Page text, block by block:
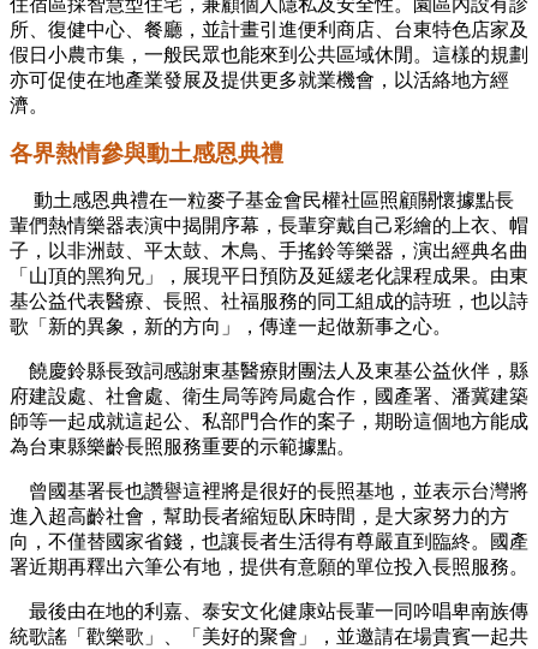
所、復健中心、餐廳，並計畫引進便利商店、台東特色店家及
假日小農市集，一般民眾也能來到公共區域休閒。這樣的規劃
亦可促使在地產業發展及提供更多就業機會，以活絡地方經
濟。
各界熱情參與動土感恩典禮
動土感恩典禮在一粒麥子基金會民權社區照顧關懷據點長
輩們熱情樂器表演中揭開序幕，長輩穿戴自己彩繪的上衣、帽
子，以非洲鼓、平太鼓、木鳥、手搖鈴等樂器，演出經典名曲
「山頂的黑狗兄」，展現平日預防及延緩老化課程成果。由東
基公益代表醫療、長照、社福服務的同工組成的詩班，也以詩
歌「新的異象，新的方向」，傳達一起做新事之心。
饒慶鈴縣長致詞感謝東基醫療財團法人及東基公益伙伴，縣
府建設處、社會處、衛生局等跨局處合作，國產署、潘冀建築
師等一起成就這起公、私部門合作的案子，期盼這個地方能成
為台東縣樂齡長照服務重要的示範據點。
曾國基署長也讚譽這裡將是很好的長照基地，並表示台灣將
進入超高齡社會，幫助長者縮短臥床時間，是大家努力的方
向，不僅替國家省錢，也讓長者生活得有尊嚴直到臨終。國產
署近期再釋出六筆公有地，提供有意願的單位投入長照服務。
最後由在地的利嘉、泰安文化健康站長輩一同吟唱卑南族傳
統歌謠「歡樂歌」、「美好的聚會」，並邀請在場貴賓一起共